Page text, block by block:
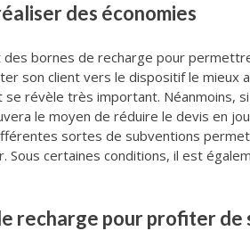
des économies
bornes de recharge pour
son client vers le dispositif le
révèle très important. Néanmoins,
le moyen de réduire le devis en
sortes de subventions
Sous certaines conditions, il est
recharge pour profiter de